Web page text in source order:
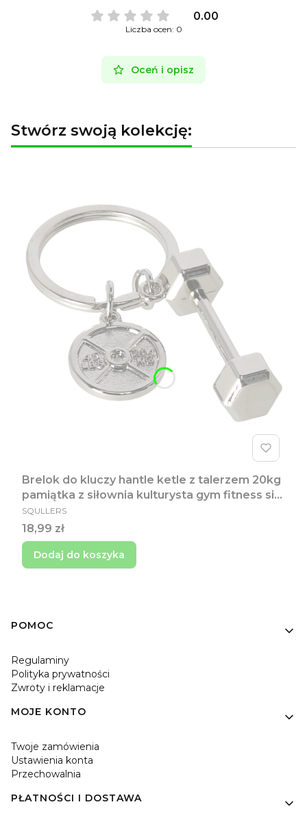
0.00
Liczba ocen: 0
Oceń i opisz
Stwórz swoją kolekcję:
Brelok do kluczy hantle ketle z talerzem 20kg
pamiątka z siłownia kulturysta gym fitness siła
prezent dla chłopaka zawieszka do kluczy do
szafki
PRODUCENT
SQULLERS
Cena
18,99 zł
Dodaj do koszyka
Linki w stopce
POMOC
Regulaminy
Polityka prywatności
Zwroty i reklamacje
MOJE KONTO
Twoje zamówienia
Ustawienia konta
Przechowalnia
PŁATNOŚCI I DOSTAWA